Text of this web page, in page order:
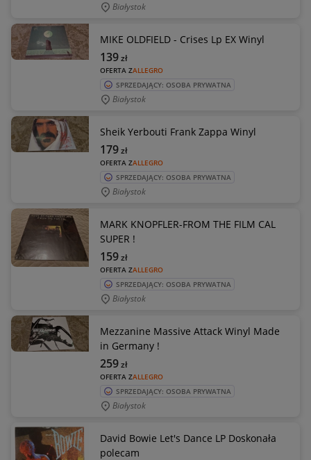
Białystok
MIKE OLDFIELD - Crises Lp EX Winyl
OFERTA ZALLEGRO
139zł
SPRZEDAJĄCY: OSOBA PRYWATNA
Białystok
Sheik Yerbouti Frank Zappa Winyl
OFERTA ZALLEGRO
179zł
SPRZEDAJĄCY: OSOBA PRYWATNA
Białystok
MARK KNOPFLER-FROM THE FILM CAL
SUPER !
OFERTA ZALLEGRO
159zł
SPRZEDAJĄCY: OSOBA PRYWATNA
Białystok
Mezzanine Massive Attack Winyl Made
in Germany !
OFERTA ZALLEGRO
259zł
SPRZEDAJĄCY: OSOBA PRYWATNA
Białystok
David Bowie Let's Dance LP Doskonała
polecam